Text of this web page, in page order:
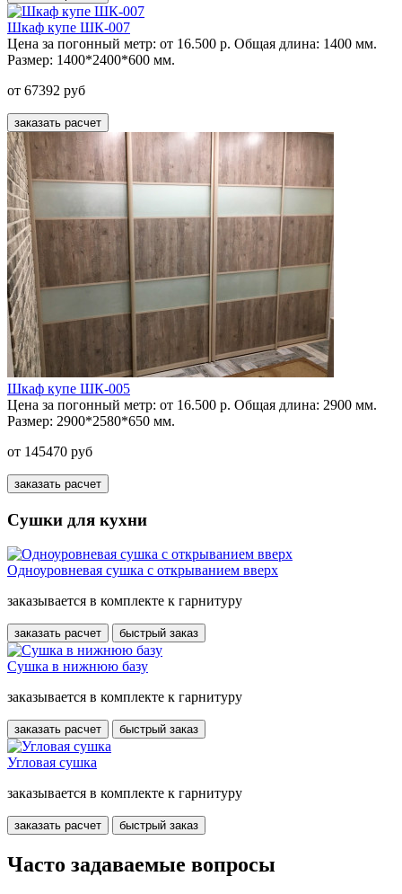
Шкаф купе ШК-007
Цена за погонный метр: от 16.500 р. Общая длина: 1400 мм.
Размер: 1400*2400*600 мм.
от 67392 руб
заказать расчет
Шкаф купе ШК-005
Цена за погонный метр: от 16.500 р. Общая длина: 2900 мм.
Размер: 2900*2580*650 мм.
от 145470 руб
заказать расчет
Сушки для кухни
Одноуровневая сушка с открыванием вверх
заказывается в комплекте к гарнитуру
заказать расчет быстрый заказ
Сушка в нижнюю базу
заказывается в комплекте к гарнитуру
заказать расчет быстрый заказ
Угловая сушка
заказывается в комплекте к гарнитуру
заказать расчет быстрый заказ
Часто задаваемые вопросы